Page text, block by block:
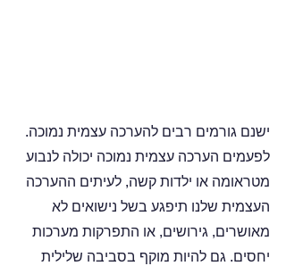
ישנם גורמים רבים להערכה עצמית נמוכה.
לפעמים הערכה עצמית נמוכה יכולה לנבוע
מטראומה או ילדות קשה, לעיתים ההערכה
העצמית שלנו תיפגע בשל נישואים לא
מאושרים, גירושים, או התפרקות מערכות
יחסים. גם להיות מוקף בסביבה שלילית